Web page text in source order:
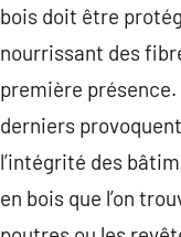
bois doit être
nourrissant des
première
derniers
l’intégrité des
en bois que l’on